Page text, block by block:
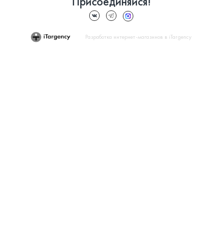
Разработка интернет-магазинов в iTargency